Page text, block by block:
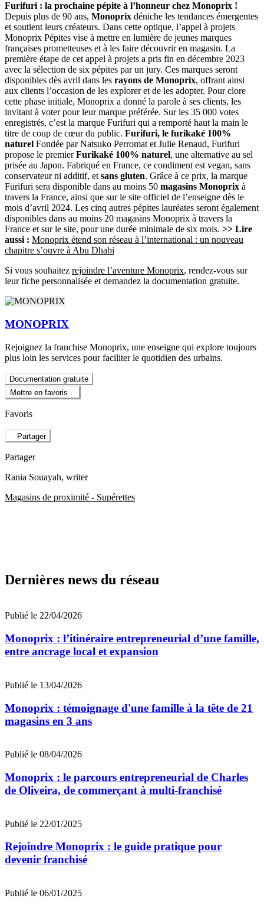
Furifuri : la prochaine pépite à l’honneur chez Monoprix !
Depuis plus de 90 ans, Monoprix déniche les tendances émergentes
et soutient leurs créateurs. Dans cette optique, l’appel à projets
Monoprix Pépites vise à mettre en lumière de jeunes marques
françaises prometteuses et à les faire découvrir en magasin. La
première étape de cet appel à projets a pris fin en décembre 2023
avec la sélection de six pépites par un jury. Ces marques seront
disponibles dès avril dans les rayons de Monoprix, offrant ainsi
aux clients l’occasion de les explorer et de les adopter. Pour clore
cette phase initiale, Monoprix a donné la parole à ses clients, les
invitant à voter pour leur marque préférée. Sur les 35 000 votes
enregistrés, c’est la marque Furifuri qui a remporté haut la main le
titre de coup de cœur du public. Furifuri, le furikaké 100%
naturel Fondée par Natsuko Perromat et Julie Renaud, Furifuri
propose le premierFurikaké 100% naturel, une alternative au sel
prisée au Japon. Fabriqué en France, ce condiment est vegan, sans
conservateur ni additif, etsans gluten. Grâce à ce prix, la marque
Furifuri sera disponible dans au moins 50 magasins Monoprix à
travers la France, ainsi que sur le site officiel de l’enseigne dès le
mois d’avril 2024. Les cinq autres pépites lauréates seront également
disponibles dans au moins 20 magasins Monoprix à travers la
France et sur le site, pour une durée minimale de six mois. >> Lire
aussi : Monoprix étend son réseau à l’international : un nouveau
chapitre s’ouvre à Abu Dhabi
Si vous souhaitez rejoindre l’aventure Monoprix, rendez-vous sur
leur fiche personnalisée et demandez la documentation gratuite.
MONOPRIX
Rejoignez la franchise Monoprix, une enseigne qui explore toujours
plus loin les services pour faciliter le quotidien des urbains.
Documentation gratuite
Mettre en favoris
Favoris
Partager
Partager
Rania Souayah, writer
Magasins de proximité - Supérettes
Dernières news du réseau
Publié le 22/04/2026
Monoprix : l’itinéraire entrepreneurial d’une famille,
entre ancrage local et expansion
Publié le 13/04/2026
Monoprix : témoignage d'une famille à la tête de 21
magasins en 3 ans
Publié le 08/04/2026
Monoprix : le parcours entrepreneurial de Charles
de Oliveira, de commerçant à multi-franchisé
Publié le 22/01/2025
Rejoindre Monoprix : le guide pratique pour
devenir franchisé
Publié le 06/01/2025